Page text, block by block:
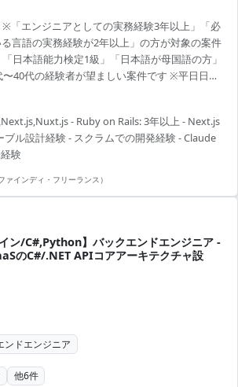
※「エンジニアとしての実務経験3年以上」「必
言語の実務経験が2年以上」の方が対象の案件
日本語能力検定1級」「日本語が母国語の方」
40代の経験者が望ましい案件です ※平日日中
ただいた方がスムーズです ----------------------------
びバックエンドの追加開発 - 要件の整理、およ
装 - 既存サービスの保守
- Ruby on Rails: 3年以上 - Next.js
ル設計経験 - スクラムでの開発経験 - Claude
験
インディ・フリーランス）
ン/C#,Python】バックエンドエンジニア -
のC#/.NET APIコアアーキテクチャ設
ンドエンジニア
他6件